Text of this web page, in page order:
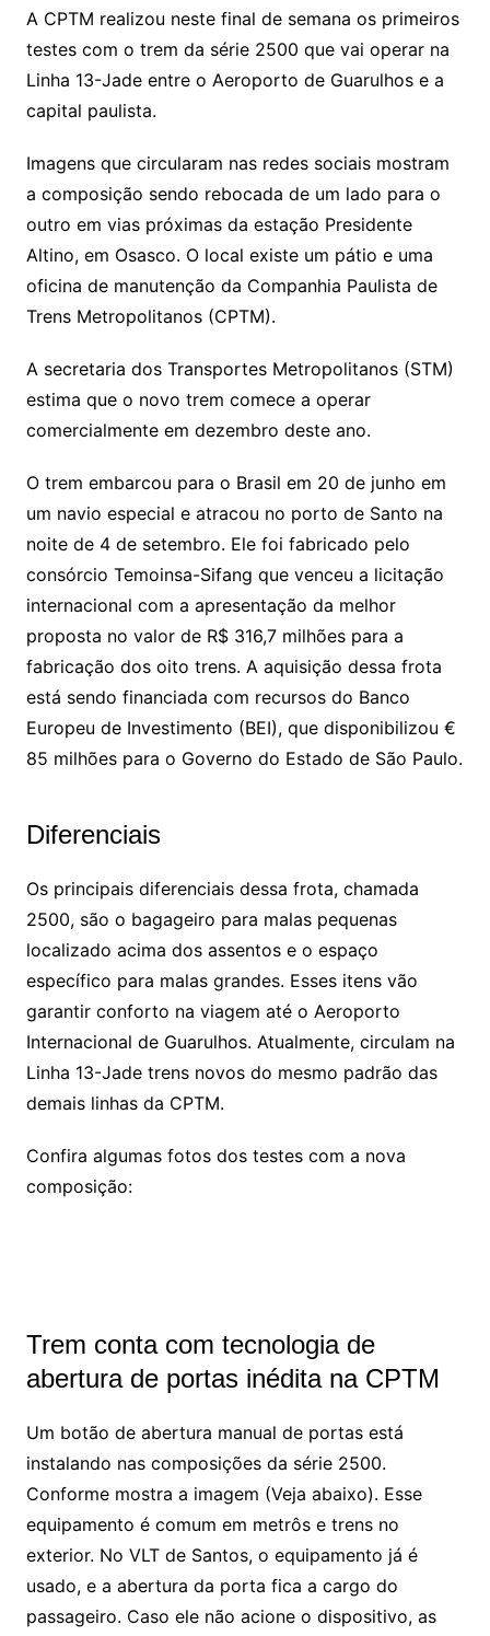
A CPTM realizou neste final de semana os primeiros
testes com o trem da série 2500 que vai operar na
Linha 13-Jade entre o Aeroporto de Guarulhos e a
capital paulista.
Imagens que circularam nas redes sociais mostram
a composição sendo rebocada de um lado para o
outro em vias próximas da estação Presidente
Altino, em Osasco. O local existe um pátio e uma
oficina de manutenção da Companhia Paulista de
Trens Metropolitanos (CPTM).
A secretaria dos Transportes Metropolitanos (STM)
estima que o novo trem comece a operar
comercialmente em dezembro deste ano.
O trem embarcou para o Brasil em 20 de junho em
um navio especial e atracou no porto de Santo na
noite de 4 de setembro. Ele foi fabricado pelo
consórcio Temoinsa-Sifang que venceu a licitação
internacional com a apresentação da melhor
proposta no valor de R$ 316,7 milhões para a
fabricação dos oito trens. A aquisição dessa frota
está sendo financiada com recursos do Banco
Europeu de Investimento (BEI), que disponibilizou €
85 milhões para o Governo do Estado de São Paulo.
Diferenciais
Os principais diferenciais dessa frota, chamada
2500, são o bagageiro para malas pequenas
localizado acima dos assentos e o espaço
específico para malas grandes. Esses itens vão
garantir conforto na viagem até o Aeroporto
Internacional de Guarulhos. Atualmente, circulam na
Linha 13-Jade trens novos do mesmo padrão das
demais linhas da CPTM.
Confira algumas fotos dos testes com a nova
composição:
Trem conta com tecnologia de
abertura de portas inédita na CPTM
Um botão de abertura manual de portas está
instalando nas composições da série 2500.
Conforme mostra a imagem (Veja abaixo). Esse
equipamento é comum em metrôs e trens no
exterior. No VLT de Santos, o equipamento já é
usado, e a abertura da porta fica a cargo do
passageiro. Caso ele não acione o dispositivo, as